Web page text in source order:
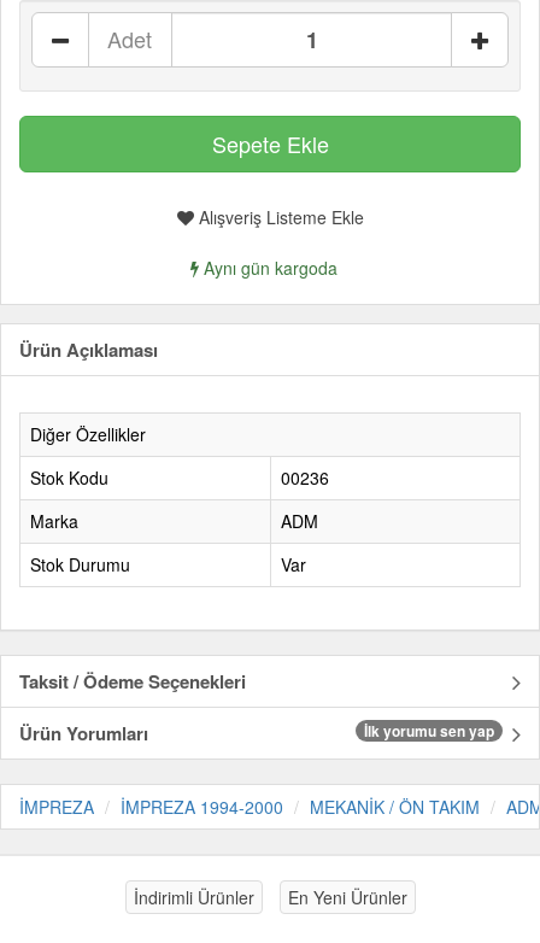
Adet
Alışveriş Listeme Ekle
Aynı gün kargoda
Ürün Açıklaması
Diğer Özellikler
Stok Kodu
00236
Marka
ADM
Stok Durumu
Var
Taksit / Ödeme Seçenekleri
Ürün Yorumları
İlk yorumu sen yap
İMPREZA İMPREZA 1994-2000 MEKANİK / ÖN TAKIM
İndirimli Ürünler En Yeni Ürünler